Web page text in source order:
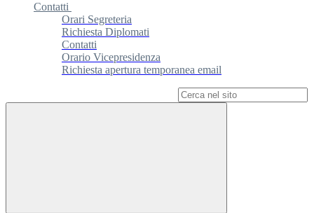
Contatti
Orari Segreteria
Richiesta Diplomati
Contatti
Orario Vicepresidenza
Richiesta apertura temporanea email